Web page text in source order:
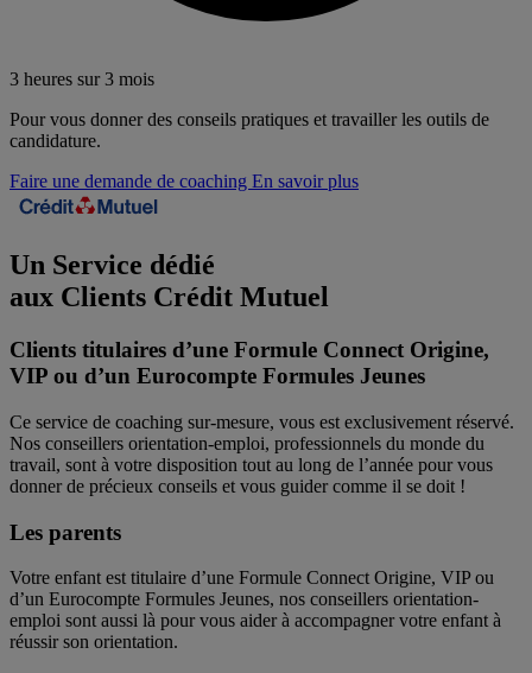
3 heures sur 3 mois
Pour vous donner des conseils pratiques et travailler les outils de
candidature.
Faire une demande de coaching En savoir plus
Un Service dédié
aux Clients Crédit Mutuel
Clients titulaires d’une Formule Connect Origine,
VIP ou d’un Eurocompte Formules Jeunes
Ce service de coaching sur-mesure, vous est exclusivement réservé.
Nos conseillers orientation-emploi, professionnels du monde du
travail, sont à votre disposition tout au long de l’année pour vous
donner de précieux conseils et vous guider comme il se doit !
Les parents
Votre enfant est titulaire d’une Formule Connect Origine, VIP ou
d’un Eurocompte Formules Jeunes, nos conseillers orientation-
emploi sont aussi là pour vous aider à accompagner votre enfant à
réussir son orientation.